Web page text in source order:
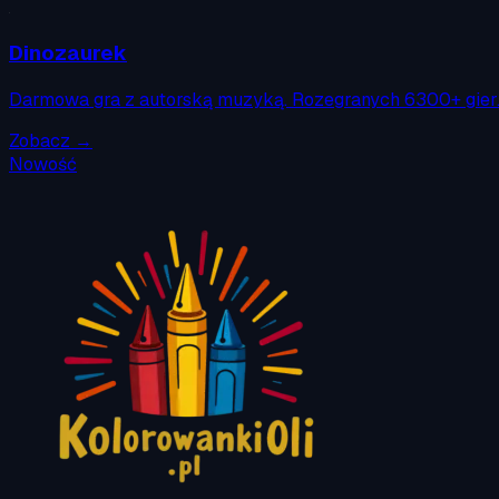
Dinozaurek
Darmowa gra z autorską muzyką. Rozegranych 6300+ gier.
Zobacz →
Nowość